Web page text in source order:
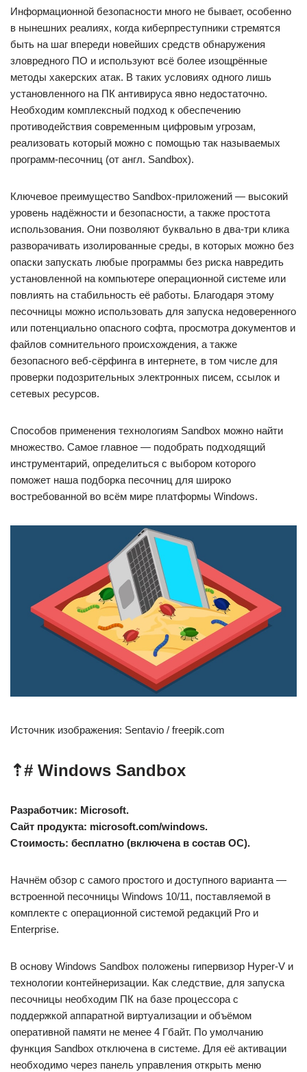
Информационной безопасности много не бывает, особенно
в нынешних реалиях, когда киберпреступники стремятся
быть на шаг впереди новейших средств обнаружения
зловредного ПО и используют всё более изощрённые
методы хакерских атак. В таких условиях одного лишь
установленного на ПК антивируса явно недостаточно.
Необходим комплексный подход к обеспечению
противодействия современным цифровым угрозам,
реализовать который можно с помощью так называемых
программ-песочниц (от англ. Sandbox).
Ключевое преимущество Sandbox-приложений — высокий
уровень надёжности и безопасности, а также простота
использования. Они позволяют буквально в два-три клика
разворачивать изолированные среды, в которых можно без
опаски запускать любые программы без риска навредить
установленной на компьютере операционной системе или
повлиять на стабильность её работы. Благодаря этому
песочницы можно использовать для запуска недоверенного
или потенциально опасного софта, просмотра документов и
файлов сомнительного происхождения, а также
безопасного веб-сёрфинга в интернете, в том числе для
проверки подозрительных электронных писем, ссылок и
сетевых ресурсов.
Способов применения технологиям Sandbox можно найти
множество. Самое главное — подобрать подходящий
инструментарий, определиться с выбором которого
поможет наша подборка песочниц для широко
востребованной во всём мире платформы Windows.
Источник изображения: Sentavio / freepik.com
⇡# Windows Sandbox
Разработчик: Microsoft.
Сайт продукта: microsoft.com/windows.
Стоимость: бесплатно (включена в состав ОС).
Начнём обзор с самого простого и доступного варианта —
встроенной песочницы Windows 10/11, поставляемой в
комплекте с операционной системой редакций Pro и
Enterprise.
В основу Windows Sandbox положены гипервизор Hyper-V и
технологии контейнеризации. Как следствие, для запуска
песочницы необходим ПК на базе процессора с
поддержкой аппаратной виртуализации и объёмом
оперативной памяти не менее 4 Гбайт. По умолчанию
функция Sandbox отключена в системе. Для её активации
необходимо через панель управления открыть меню